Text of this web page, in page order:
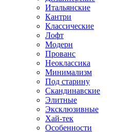
Итальянские
Кантри
Классические
Лофт
Модерн
Прованс
Неоклассика
Минимализм
Под старину
Скандинавские
Элитные
Эксклюзивные
Хай-тек
Особенности